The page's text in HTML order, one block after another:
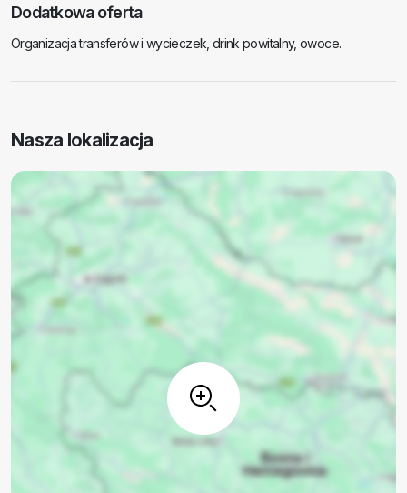
Dodatkowa oferta
Organizacja transferów i wycieczek, drink powitalny, owoce.
Nasza lokalizacja